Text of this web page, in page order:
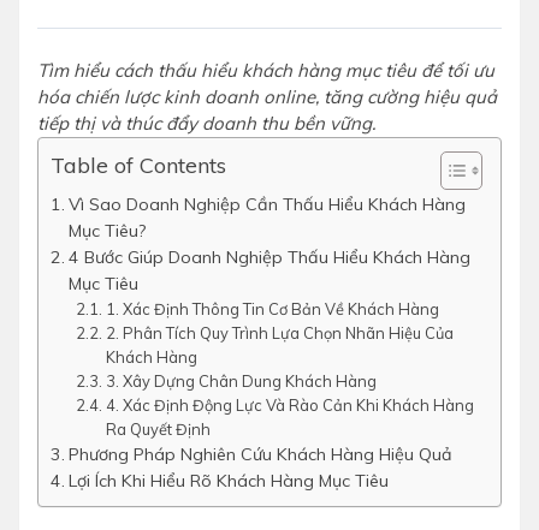
Tìm hiểu cách thấu hiểu khách hàng mục tiêu để tối ưu
hóa chiến lược kinh doanh online, tăng cường hiệu quả
tiếp thị và thúc đẩy doanh thu bền vững.
Table of Contents
Vì Sao Doanh Nghiệp Cần Thấu Hiểu Khách Hàng
Mục Tiêu?
4 Bước Giúp Doanh Nghiệp Thấu Hiểu Khách Hàng
Mục Tiêu
1. Xác Định Thông Tin Cơ Bản Về Khách Hàng
2. Phân Tích Quy Trình Lựa Chọn Nhãn Hiệu Của
Khách Hàng
3. Xây Dựng Chân Dung Khách Hàng
4. Xác Định Động Lực Và Rào Cản Khi Khách Hàng
Ra Quyết Định
Phương Pháp Nghiên Cứu Khách Hàng Hiệu Quả
Lợi Ích Khi Hiểu Rõ Khách Hàng Mục Tiêu